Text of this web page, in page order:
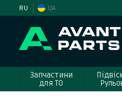
RU UA
Запчастини
для ТО